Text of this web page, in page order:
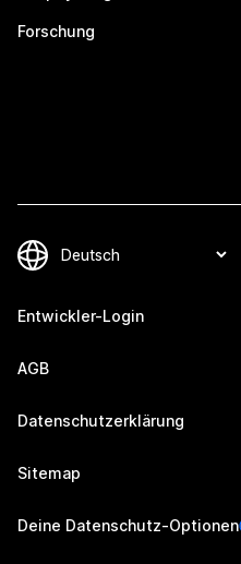
Forschung
Entwickler-Login
AGB
Datenschutzerklärung
Sitemap
Deine Datenschutz-Optionen